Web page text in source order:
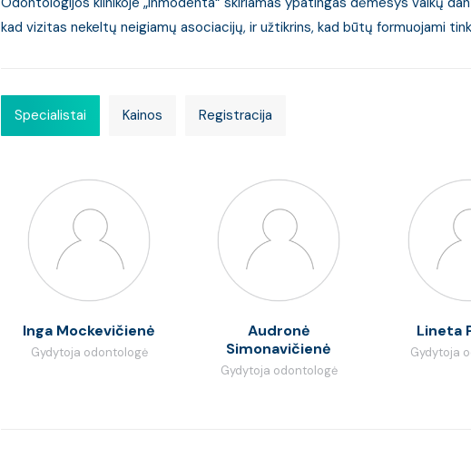
kad vizitas nekeltų neigiamų asociacijų, ir užtikrins, kad būtų formuojami
Specialistai Kainos Registracija
Inga Mockevičienė
Gydytoja odontologė
Audronė
Simonavičienė
Gydytoja odontologė
Lineta
Gydytoja